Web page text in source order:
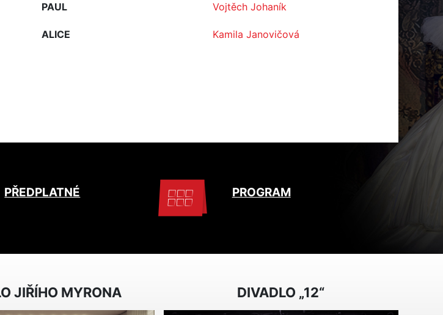
PAUL Vojtěch Johaník
ALICE Kamila Janovičová
PŘEDPLATNÉ PROGRAM
JIŘÍHO MYRONA DIVADLO „12“